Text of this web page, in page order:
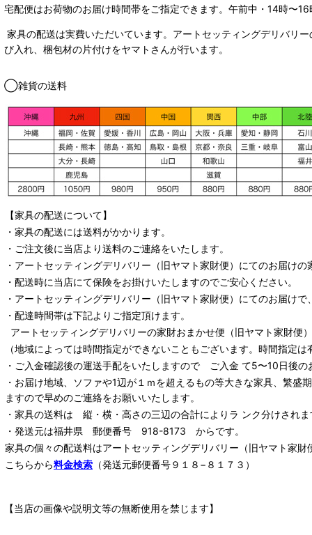
宅配便はお荷物のお届け時間帯をご指定できます。 午前中・14時〜
家具の配送は実費いただいています。アートセッティングデリバリ
び入れ、梱包材の片付けをヤマトさんが行います。
◯雑貨の送料
【家具の配送について】
・家具の配送には送料がかかります。
・ご注文後に当店より送料のご連絡をいたします。
・ アートセッティングデリバリー （旧ヤマト家財便） にてのお届けの
・配送時に当店にて保険をお掛けいたしますのでご安心ください。
・ アートセッティングデリバリー （旧ヤマト家財便） にてのお届けで
・配達時間帯は下記よりご指定頂けます。
アートセッティングデリバリーの家財おまかせ便 （旧ヤマト家財便
（地域によっては時間指定ができないこともございます。時間指定
・ご入金確認後の運送手配をいたしますので ご入金 て5〜10日後の
・お届け地域、ソファや1辺が１ｍを超えるもの等大きな家具、繁
ますので早めのご連絡をお願いいたします。
・家具の送料は 縦・横・高さの三辺の合計によりラ ンク分けされま
・発送元は福井県 郵便番号 918-8173 からです。
家具の個々の配送料はアートセッティングデリバリー （旧ヤマト家財
こちらから料金検索 （発送元郵便番号９１８−８１７３）
【当店の画像や説明文等の無断使用を禁じます】